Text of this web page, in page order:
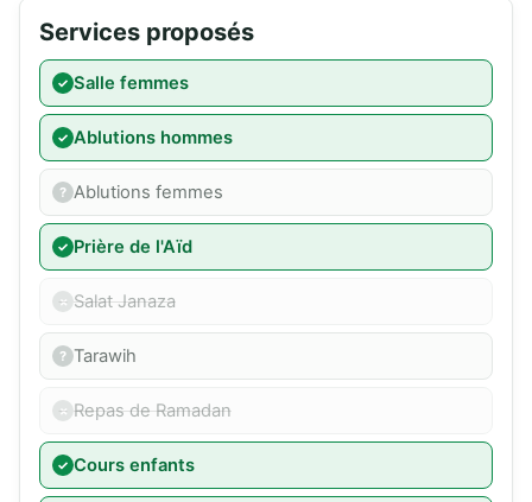
Services proposés
Salle femmes
Ablutions hommes
Ablutions femmes
Prière de l'Aïd
Salat Janaza
Tarawih
Repas de Ramadan
Cours enfants